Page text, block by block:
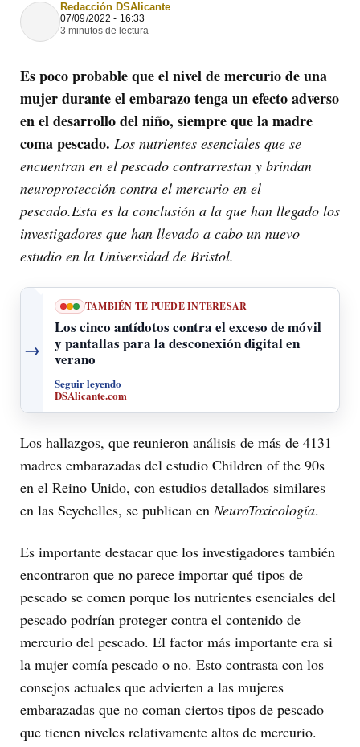
Redacción DSAlicante
07/09/2022 - 16:33
3 minutos de lectura
Es poco probable que el nivel de mercurio de una
mujer durante el embarazo tenga un efecto adverso
en el desarrollo del niño, siempre que la madre
coma pescado. Los nutrientes esenciales que se
encuentran en el pescado contrarrestan y brindan
neuroprotección contra el mercurio en el
pescado.Esta es la conclusión a la que han llegado los
investigadores que han llevado a cabo un nuevo
estudio en la Universidad de Bristol.
→
TAMBIÉN TE PUEDE INTERESAR
Los cinco antídotos contra el exceso de móvil
y pantallas para la desconexión digital en
verano
Seguir leyendo
DSAlicante.com
Los hallazgos, que reunieron análisis de más de 4131
madres embarazadas del estudio Children of the 90s
en el Reino Unido, con estudios detallados similares
en las Seychelles, se publican en NeuroToxicología.
Es importante destacar que los investigadores también
encontraron que no parece importar qué tipos de
pescado se comen porque los nutrientes esenciales del
pescado podrían proteger contra el contenido de
mercurio del pescado. El factor más importante era si
la mujer comía pescado o no. Esto contrasta con los
consejos actuales que advierten a las mujeres
embarazadas que no coman ciertos tipos de pescado
que tienen niveles relativamente altos de mercurio.